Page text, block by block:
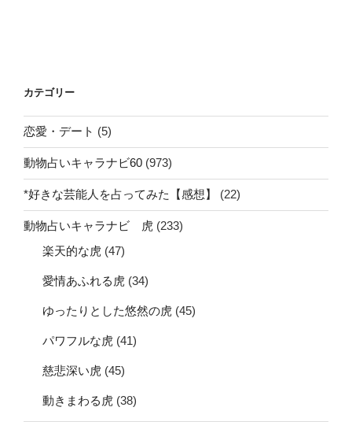
カテゴリー
恋愛・デート (5)
動物占いキャラナビ60 (973)
*好きな芸能人を占ってみた【感想】 (22)
動物占いキャラナビ 虎 (233)
楽天的な虎 (47)
愛情あふれる虎 (34)
ゆったりとした悠然の虎 (45)
パワフルな虎 (41)
慈悲深い虎 (45)
動きまわる虎 (38)